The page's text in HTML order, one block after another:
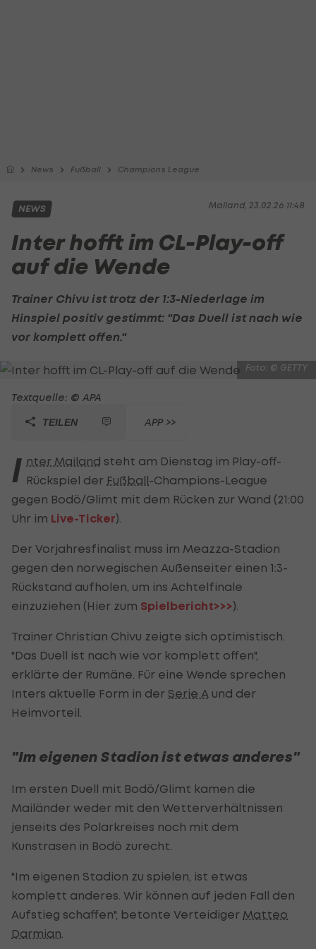
News Fußball Champions League
Mailand, 23.02.26 11:48
NEWS
Inter hofft im CL-Play-off
auf die Wende
Trainer Chivu ist trotz der 1:3-Niederlage im
Hinspiel positiv gestimmt: "Das Duell ist nach wie
vor komplett offen."
Foto: © GETTY
Textquelle: © APA
TEILEN APP >>
I nter Mailand steht am Dienstag im Play-off-
Rückspiel der Fußball-Champions-League
gegen Bodö/Glimt mit dem Rücken zur Wand (21:00
Uhr im Live-Ticker).
Der Vorjahresfinalist muss im Meazza-Stadion
gegen den norwegischen Außenseiter einen 1:3-
Rückstand aufholen, um ins Achtelfinale
einzuziehen (Hier zum Spielbericht>>>).
Trainer Christian Chivu zeigte sich optimistisch.
"Das Duell ist nach wie vor komplett offen",
erklärte der Rumäne. Für eine Wende sprechen
Inters aktuelle Form in der Serie A und der
Heimvorteil.
"Im eigenen Stadion ist etwas anderes"
Im ersten Duell mit Bodö/Glimt kamen die
Mailänder weder mit den Wetterverhältnissen
jenseits des Polarkreises noch mit dem
Kunstrasen in Bodö zurecht.
"Im eigenen Stadion zu spielen, ist etwas
komplett anderes. Wir können auf jeden Fall den
Aufstieg schaffen", betonte Verteidiger Matteo
Darmian